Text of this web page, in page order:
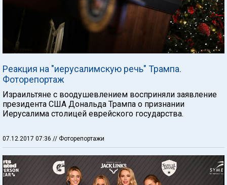
Реакция на "иерусалимскую речь" Трампа.
Фоторепортаж
Израильтяне с воодушевлением восприняли заявление
президента США Дональда Трампа о признании
Иерусалима столицей еврейского государства.
07.12.2017 07:36 // Фоторепортажи